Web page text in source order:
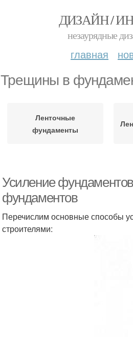
ДИЗАЙН /
незаурядные
главная
Трещины в
Ленточные
фундаменты
Усиление
фундаментов
Перечислим основные способы
строителями: